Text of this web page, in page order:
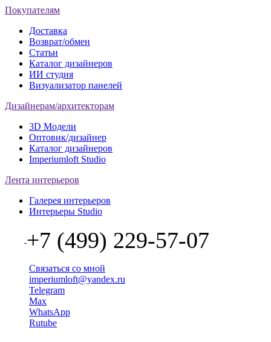
Покупателям
Доставка
Возврат/обмен
Статьи
Каталог дизайнеров
ИИ студия
Визуализатор панелей
Дизайнерам/архитекторам
3D Модели
Оптовик/дизайнер
Каталог дизайнеров
Imperiumloft Studio
Лента интерьеров
Галерея интерьеров
Интерьеры Studio
+7 (499) 229-57-07
Связаться со мной
imperiumloft@yandex.ru
Telegram
Max
WhatsApp
Rutube